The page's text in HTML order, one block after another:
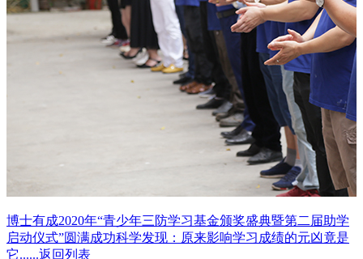
博士有成2020年“青少年三防学习基金颁奖盛典暨第二届助学
启动仪式”圆满成功科学发现：原来影响学习成绩的元凶竟是
它......返回列表